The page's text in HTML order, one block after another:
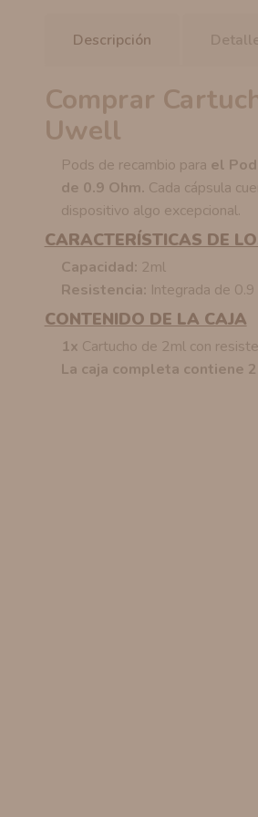
Descripción
Comprar
Uwell
Pods de recambio para el
de 0.9 Ohm. Cada cápsula
dispositivo algo excepcional.
CARACTERÍSTICAS DE
Capacidad: 2ml
Resistencia: Integrada de 0.9
CONTENIDO DE LA CAJA
1x Cartucho de 2ml con
La caja completa contiene